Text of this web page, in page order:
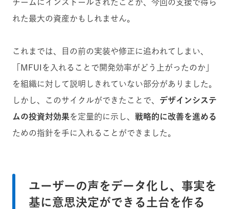
チームにインストールされたことが、今回の支援で得ら
れた最大の資産かもしれません。
これまでは、目の前の実装や修正に追われてしまい、
「MFUIを入れることで開発効率がどう上がったのか」
を組織に対して説明しきれていない部分がありました。
しかし、このサイクルができたことで、 デザインシステ
ムの投資対効果を定量的に示し、 戦略的に改善を進める
ための指針を手に入れることができました。
ユーザーの声をデータ化し、事実を
基に意思決定ができる土台を作る